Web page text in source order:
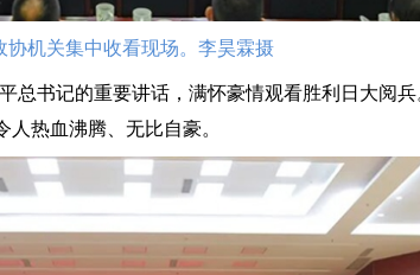
协机关集中收看现场。李昊霖摄
书记的重要讲话，满怀豪情观看胜利日大阅兵
热血沸腾、无比自豪。